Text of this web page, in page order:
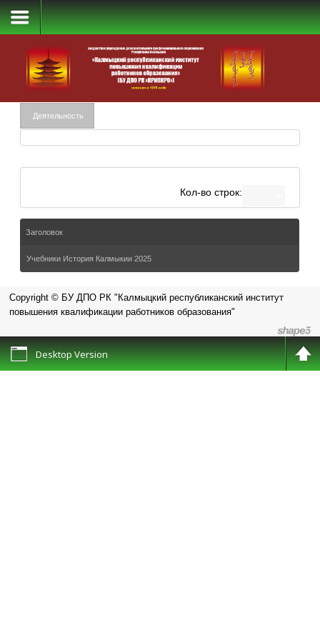
Учебник «История нашего края»
Деятельность
Кол-во строк:
Заголовок
Учебники История Калмыкии 2025
Copyright © БУ ДПО РК "Калмыцкий республиканский институт
повышения квалификации работников образования"
Desktop Version